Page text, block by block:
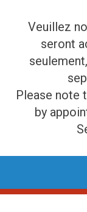
Veuillez
seront
Please note
by
content